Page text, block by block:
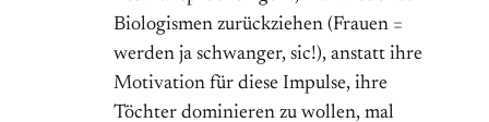
Biologismen zurückziehen (Frauen =
werden ja schwanger, sic!), anstatt ihre
Motivation für diese Impulse, ihre
Töchter dominieren zu wollen, mal